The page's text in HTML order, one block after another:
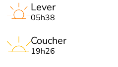
Lever
05h38
Coucher
19h26